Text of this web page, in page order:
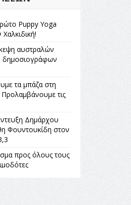
Puppy Yoga
Χαλκιδική!
αυστραλών
δημοσιογράφων
τα μπάζα στη
τις
Δημάρχου
Φουντουκίδη στον
προς όλους τους
Ελλάδα ένας
Πόλεμος και